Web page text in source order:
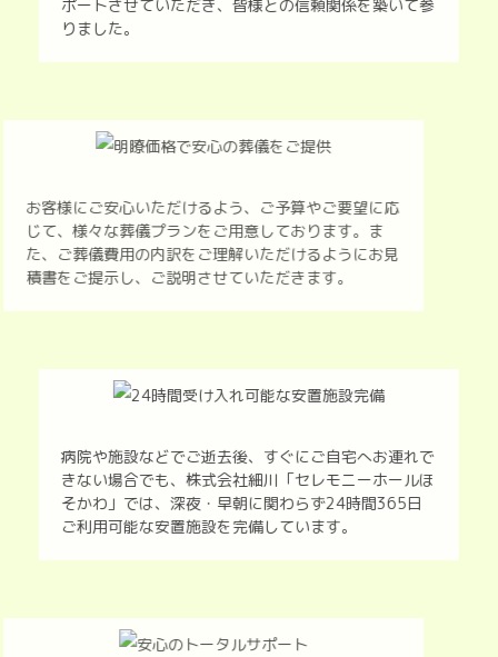
ポートさせていただき、皆様との信頼関係を築いて参
りました。
お客様にご安心いただけるよう、ご予算やご要望に応
じて、様々な葬儀プランをご用意しております。ま
た、ご葬儀費用の内訳をご理解いただけるようにお見
積書をご提示し、ご説明させていただきます。
病院や施設などでご逝去後、すぐにご自宅へお連れで
きない場合でも、株式会社細川「セレモニーホールほ
そかわ」では、深夜・早朝に関わらず24時間365日
ご利用可能な安置施設を完備しています。